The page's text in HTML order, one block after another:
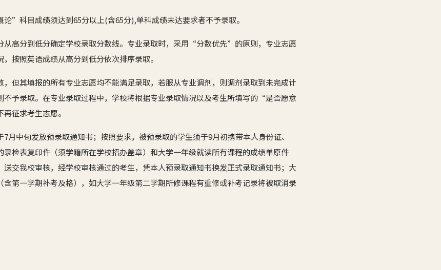
论”科目成绩须达到65分以上(含65分),单科成绩未达要求者不予录取。
从高分到低分确定学校录取分数线。专业录取时，采用“分数优先”的原则，专业志愿
按照英语成绩从高分到低分依次排序录取。
但其填报的所有专业志愿均不能满足录取，若服从专业调剂，则调剂录取到未完成计
不予录取。在专业录取过程中，学校将根据专业录取情况以及考生所填写的“是否愿意
征求考生志愿。
7月中旬发放预录取通知书；按照要求，被预录取的学生须于9月初携带本人身份证、
检表复印件（须学籍所在学校招办盖章）和大学一年级就读所有课程的成绩单原件
送交我校审核，经学校审核通过的考生，凭本人预录取通知书换发正式录取通知书；大
第一学期补考及格），如大学一年级第二学期所修课程有重修或补考记录将被取消录